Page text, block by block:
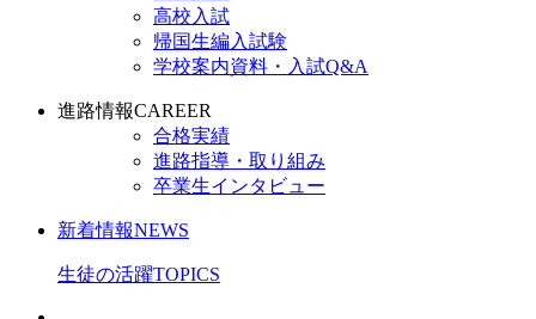
高校入試
帰国生編入試験
学校案内資料・入試Q&A
進路情報CAREER
合格実績
進路指導・取り組み
卒業生インタビュー
新着情報NEWS
生徒の活躍TOPICS